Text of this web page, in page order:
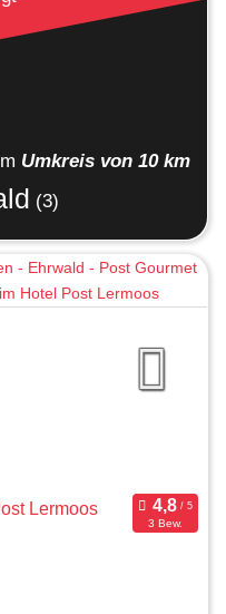
Umkreis von 10 km
(3)
Lermoos
3 Bew.